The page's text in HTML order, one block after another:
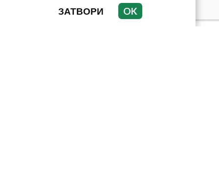
Как да пречистим
черния си дроб от
ЗАТВОРИ OK